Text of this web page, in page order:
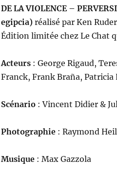
DE LA VIOLENCE –
egipcia)réalisé par Ken
Édition limitée chez Le Chat
Acteurs: George Rigaud,
Franck, Frank Braña, Patricia
Scénario: Vincent Didier &
Photographie: Raymond Heil
Musique : Max Gazzola